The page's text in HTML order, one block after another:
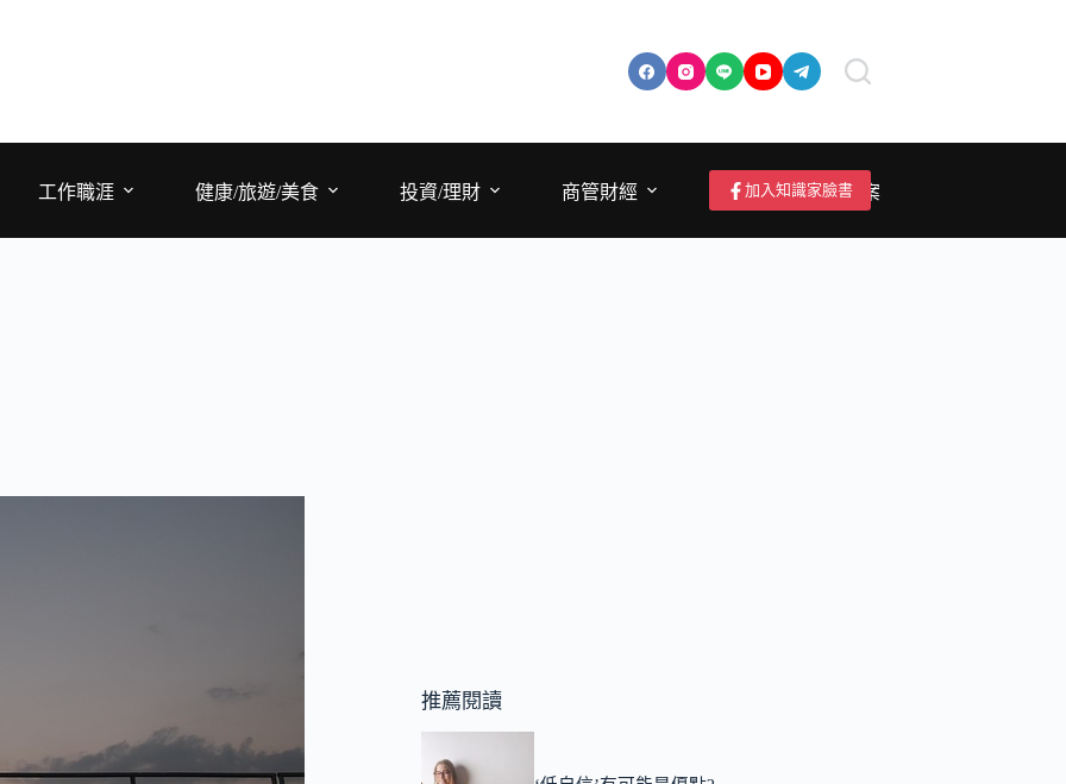
工作職涯 健康/旅遊/美食 投資/理財 商管財經 成為作者/投稿/提案
加入知識家臉書
推薦閱讀